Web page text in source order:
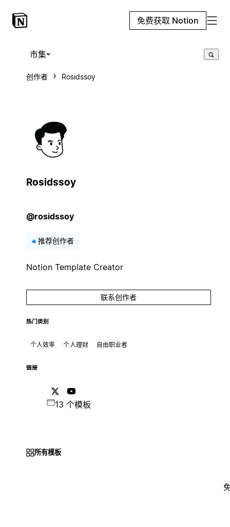
免费获取 Notion
市集
创作者 Rosidssoy
Rosidssoy
@rosidssoy
推荐创作者
Notion Template Creator
联系创作者
热门类别
个人效率 个人理财 自由职业者
链接
13 个模板
所有模板